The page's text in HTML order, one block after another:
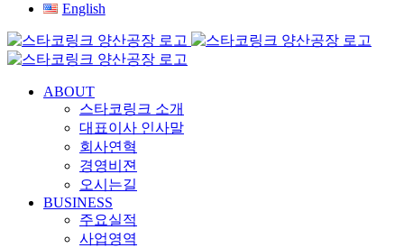
English
ABOUT
스타코링크 소개
대표이사 인사말
회사연혁
경영비젼
오시는길
BUSINESS
주요실적
사업영역